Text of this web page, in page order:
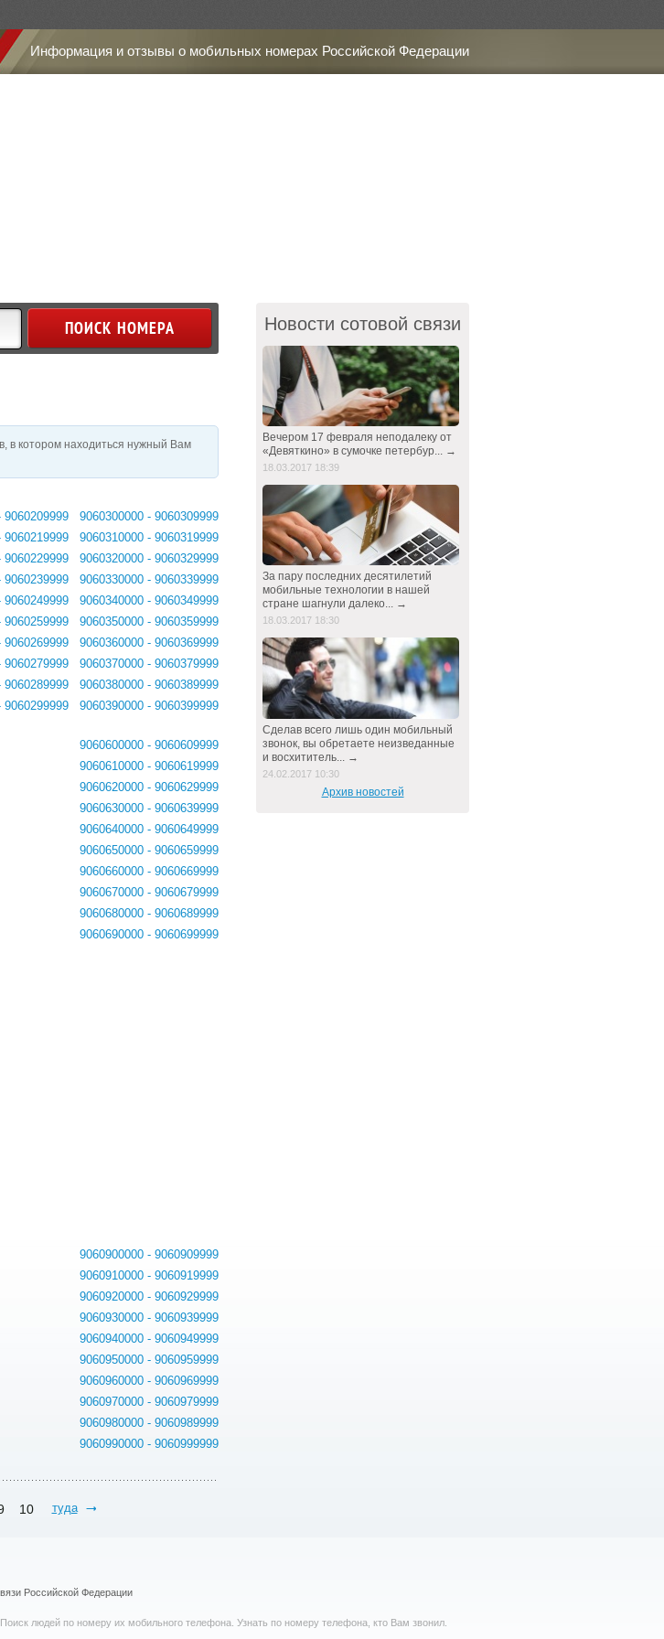
Информация и отзывы о мобильных номерах Российской Федерации
в котором находиться нужный Вам
9060209999
9060219999
9060229999
9060239999
9060249999
9060259999
9060269999
9060279999
9060289999
9060299999
9060300000 - 9060309999
9060310000 - 9060319999
9060320000 - 9060329999
9060330000 - 9060339999
9060340000 - 9060349999
9060350000 - 9060359999
9060360000 - 9060369999
9060370000 - 9060379999
9060380000 - 9060389999
9060390000 - 9060399999
9060600000 - 9060609999
9060610000 - 9060619999
9060620000 - 9060629999
9060630000 - 9060639999
9060640000 - 9060649999
9060650000 - 9060659999
9060660000 - 9060669999
9060670000 - 9060679999
9060680000 - 9060689999
9060690000 - 9060699999
9060900000 - 9060909999
9060910000 - 9060919999
9060920000 - 9060929999
9060930000 - 9060939999
9060940000 - 9060949999
9060950000 - 9060959999
9060960000 - 9060969999
9060970000 - 9060979999
9060980000 - 9060989999
9060990000 - 9060999999
10 туда
Новости сотовой связи
Вечером 17 февраля неподалеку от
«Девяткино» в сумочке петербур... →
18.03.2017 18:39
За пару последних десятилетий
мобильные технологии в нашей
стране шагнули далеко... →
18.03.2017 18:30
Сделав всего лишь один мобильный
звонок, вы обретаете неизведанные
и восхититель... →
24.02.2017 10:30
Архив новостей
Российской Федерации
людей по номеру их мобильного телефона. Узнать по номеру телефона, кто Вам звонил.